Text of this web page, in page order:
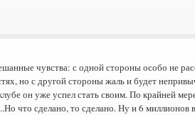
чувства: с одной стороны особо не
но с другой стороны жаль и будет
он уже успел стать своим. По крайней
что сделано, то сделано. Ну и 6 миллионов